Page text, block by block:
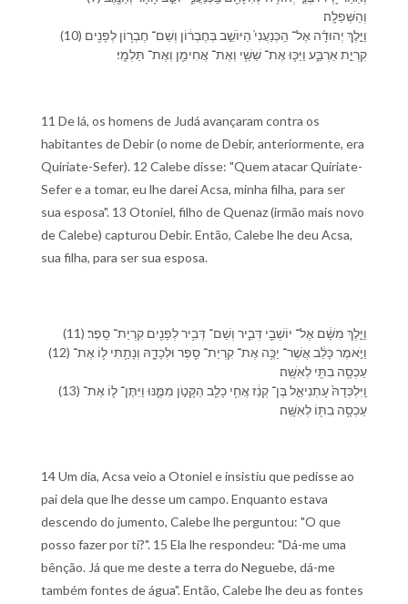
וְ⁠הַ⁠שְּׁפֵלָֽה׃
(10) וַ⁠יֵּ֣לֶךְ יְהוּדָ֗ה אֶל־ הַֽ⁠כְּנַעֲנִי֙ הַ⁠יּוֹשֵׁ֣ב בְּ⁠חֶבְר֔וֹן וְ⁠שֵׁם־ חֶבְר֥וֹן לְ⁠פָנִ֖ים
קִרְיַ֣ת אַרְבַּ֑ע וַ⁠יַּכּ֛וּ אֶת־ שֵׁשַׁ֥י וְ⁠אֶת־ אֲחִימַ֖ן וְ⁠אֶת־ תַּלְמָֽי׃
11 De lá, os homens de Judá avançaram contra os
habitantes de Debir (o nome de Debir, anteriormente, era
Quiriate-Sefer). 12 Calebe disse: "Quem atacar Quiriate-
Sefer e a tomar, eu lhe darei Acsa, minha filha, para ser
sua esposa". 13 Otoniel, filho de Quenaz (irmão mais novo
de Calebe) capturou Debir. Então, Calebe lhe deu Acsa,
sua filha, para ser sua esposa.
(11) וַ⁠יֵּ֣לֶךְ מִ⁠שָּׁ֔ם אֶל־ יוֹשְׁבֵ֖י דְּבִ֑יר וְ⁠שֵׁם־ דְּבִ֥יר לְ⁠פָנִ֖ים קִרְיַת־ סֵֽפֶר׃
(12) וַ⁠יֹּ֣אמֶר כָּלֵ֔ב אֲשֶׁר־ יַכֶּ֥ה אֶת־ קִרְיַת־ סֵ֖פֶר וּ⁠לְכָדָ֑⁠הּ וְ⁠נָתַ֥תִּי ל֛⁠וֹ אֶת־
עַכְסָ֥ה בִתִּ֖⁠י לְ⁠אִשָּֽׁה׃
(13) וַֽ⁠יִּלְכְּדָ⁠הּ֙ עָתְנִיאֵ֣ל בֶּן־ קְנַ֔ז אֲחִ֥י כָלֵ֖ב הַ⁠קָּטֹ֣ן מִמֶּ֑⁠נּוּ וַ⁠יִּתֶּן־ ל֛⁠וֹ אֶת־
עַכְסָ֥ה בִתּ֖⁠וֹ לְ⁠אִשָּֽׁה׃
14 Um dia, Acsa veio a Otoniel e insistiu que pedisse ao
pai dela que lhe desse um campo. Enquanto estava
descendo do jumento, Calebe lhe perguntou: "O que
posso fazer por ti?". 15 Ela lhe respondeu: "Dá-me uma
bênção. Já que me deste a terra do Neguebe, dá-me
também fontes de água". Então, Calebe lhe deu as fontes